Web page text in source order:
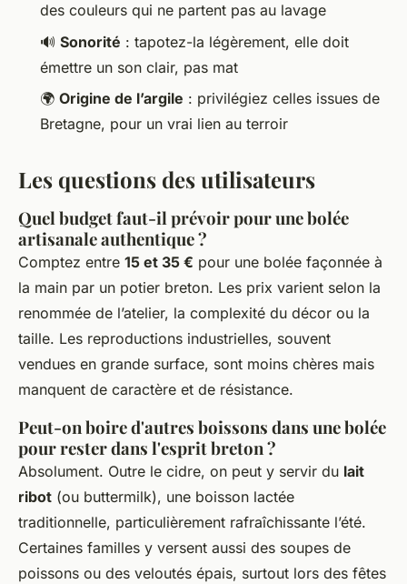
des couleurs qui ne partent pas au lavage
🔊 Sonorité : tapotez-la légèrement, elle doit
émettre un son clair, pas mat
🌍 Origine de l’argile : privilégiez celles issues de
Bretagne, pour un vrai lien au terroir
Les questions des utilisateurs
Quel budget faut-il prévoir pour une bolée
artisanale authentique ?
Comptez entre 15 et 35 € pour une bolée façonnée à
la main par un potier breton. Les prix varient selon la
renommée de l’atelier, la complexité du décor ou la
taille. Les reproductions industrielles, souvent
vendues en grande surface, sont moins chères mais
manquent de caractère et de résistance.
Peut-on boire d'autres boissons dans une bolée
pour rester dans l'esprit breton ?
Absolument. Outre le cidre, on peut y servir du lait
ribot (ou buttermilk), une boisson lactée
traditionnelle, particulièrement rafraîchissante l’été.
Certaines familles y versent aussi des soupes de
poissons ou des veloutés épais, surtout lors des fêtes